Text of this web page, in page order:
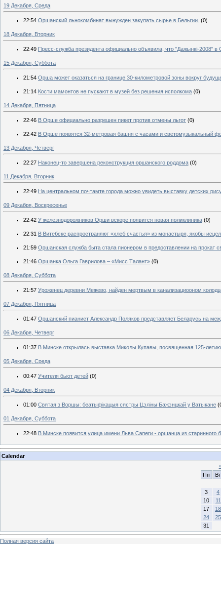
19 Декабря, Среда
22:54 Оршанский льнокомбинат вынужден закупать сырье в Бельгии. (0)
18 Декабря, Вторник
22:49 Пресс-служба президента официально объявила, что "Дажынкi-2008" в
15 Декабря, Суббота
21:54 Орша может оказаться на границе 30-километровой зоны вокруг
21:14 Кости мамонтов не пускают в музей без решения исполкома (0)
14 Декабря, Пятница
22:46 В Орше официально разрешен пикет против отмены льгот (0)
22:42 В Орше появятся 32-метровая башня с часами и светомузыкальный
13 Декабря, Четверг
22:27 Наконец-то завершена реконструкция оршанского роддома (0)
11 Декабря, Вторник
22:49 На центральном почтамте города можно увидеть выставку детских
09 Декабря, Воскресенье
22:42 У железнодорожников Орши вскоре появится новая поликлиника (0)
22:31 В Витебске распространяют «хлеб счастья» из монастыря, якобы
21:59 Оршанская служба быта стала пионером в предоставлении на прокат
21:46 Оршанка Ольга Гаврилова – «Мисс Талант» (0)
08 Декабря, Суббота
21:57 Уроженец деревни Межево, найден мертвым в канализациооном
07 Декабря, Пятница
01:47 Оршанский пианист Александр Поляков представляет Беларусь на
06 Декабря, Четверг
01:37 В Минске открылась выставка Миколы Купавы, посвященная 125-
05 Декабря, Среда
00:47 Учителя бьют детей (0)
04 Декабря, Вторник
01:00 Святая з Воршы: беатыфікацыя сястры Цэліны Бажэнцкай у Ватыкане
01 Декабря, Суббота
22:48 В Минске появится улица имени Льва Сапеги - оршанца из старинного
Calendar
Пн
Вт
3
4
10
11
17
18
24
25
31
Полная версия сайта